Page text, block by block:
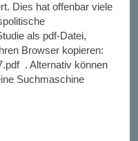
Dies hat offenbar viele
als pdf-Datei,
Browser kopieren:
. Alternativ können
Suchmaschine